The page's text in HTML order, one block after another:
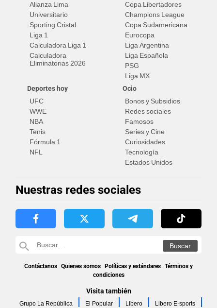
Alianza Lima
Universitario
Sporting Cristal
Liga 1
Calculadora Liga 1
Calculadora
Eliminatorias 2026
Copa Libertadores
Champions League
Copa Sudamericana
Eurocopa
Liga Argentina
Liga Española
PSG
Liga MX
Deportes hoy
UFC
WWE
NBA
Tenis
Fórmula 1
NFL
Ocio
Bonos y Subsidios
Redes sociales
Famosos
Series y Cine
Curiosidades
Tecnología
Estados Unidos
Nuestras redes sociales
Contáctanos Quienes somos Políticas y estándares Términos y
condiciones
Visita también
Grupo La República El Popular Libero Libero E-sports